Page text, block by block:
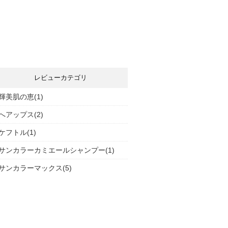
レビューカテゴリ
美肌の恵(1)
アップス(2)
フトル(1)
ンカラーカミエールシャンプー(1)
ンカラーマックス(5)